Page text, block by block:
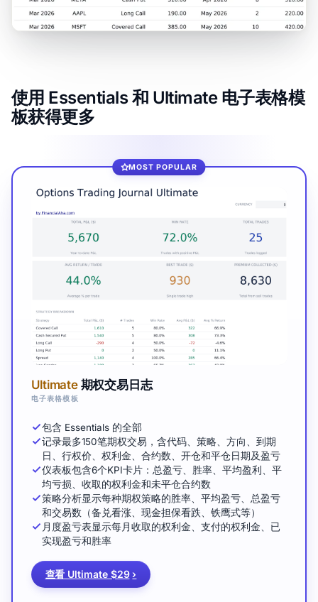
使用 Essentials 和 Ultimate 电子表格模
板获得更多
MOST POPULAR
Ultimate期权交易日志
电子表格模板
包含 Essentials 的全部
记录最多150笔期权交易，含代码、策略、方向、到期
日、行权价、权利金、合约数、开仓和平仓日期及盈亏
仪表板包含6个KPI卡片：总盈亏、胜率、平均盈利、平
均亏损、收取的权利金和未平仓合约数
策略分析显示每种期权策略的胜率、平均盈亏、总盈亏
和交易数（备兑看涨、现金担保看跌、铁鹰式等）
月度盈亏表显示每月收取的权利金、支付的权利金、已
实现盈亏和胜率
查看 Ultimate $29 ›